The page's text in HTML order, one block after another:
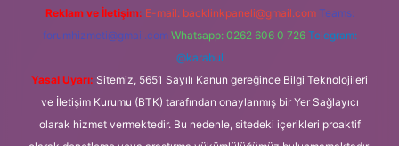
Reklam ve İletişim: E-mail: backlinkpaneli@gmail.com Teams:
forumhizmeti@gmail.com Whatsapp: 0262 606 0 726 Telegram:
@karabul
Yasal Uyarı: Sitemiz, 5651 Sayılı Kanun gereğince Bilgi Teknolojileri
ve İletişim Kurumu (BTK) tarafından onaylanmış bir Yer Sağlayıcı
olarak hizmet vermektedir. Bu nedenle, sitedeki içerikleri proaktif